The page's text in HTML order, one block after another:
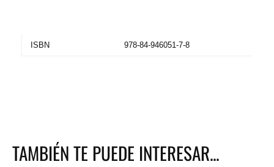
ISBN 978-84-946051-7-8
TAMBIÉN TE PUEDE INTERESAR...